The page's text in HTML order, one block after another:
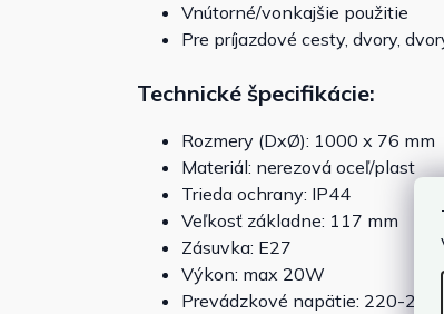
Vnútorné/vonkajšie použitie
Pre príjazdové cesty, dvory,
Technické špecifikácie:
Rozmery (DxØ): 1000 x 76 mm
Materiál: nerezová oceľ/plast
Trieda ochrany: IP44
Veľkosť základne: 117 mm
Zásuvka: E27
Výkon: max 20W
Prevádzkové napätie: 220-